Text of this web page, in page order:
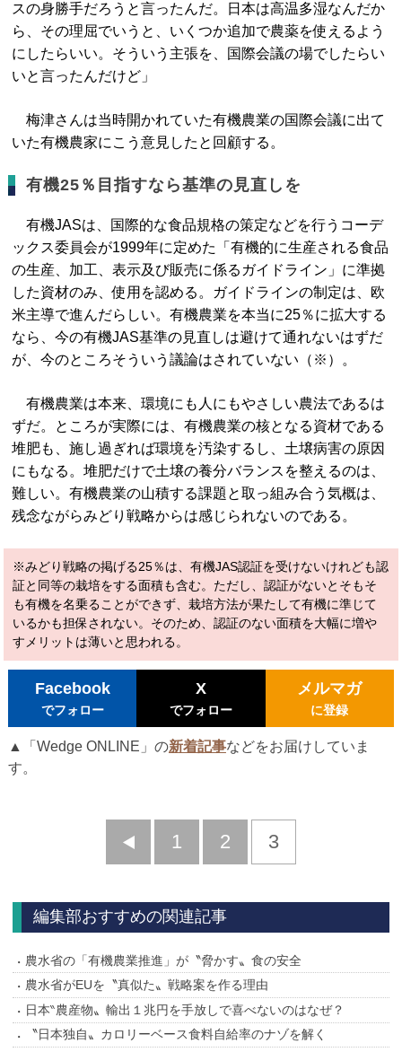
スの身勝手だろうと言ったんだ。日本は高温多湿なんだか
ら、その理屈でいうと、いくつか追加で農薬を使えるよう
にしたらいい。そういう主張を、国際会議の場でしたらい
いと言ったんだけど」
梅津さんは当時開かれていた有機農業の国際会議に出て
いた有機農家にこう意見したと回顧する。
有機25％目指すなら基準の見直しを
有機JASは、国際的な食品規格の策定などを行うコーデ
ックス委員会が1999年に定めた「有機的に生産される食品
の生産、加工、表示及び販売に係るガイドライン」に準拠
した資材のみ、使用を認める。ガイドラインの制定は、欧
米主導で進んだらしい。有機農業を本当に25％に拡大する
なら、今の有機JAS基準の見直しは避けて通れないはずだ
が、今のところそういう議論はされていない（※）。
有機農業は本来、環境にも人にもやさしい農法であるは
ずだ。ところが実際には、有機農業の核となる資材である
堆肥も、施し過ぎれば環境を汚染するし、土壌病害の原因
にもなる。堆肥だけで土壌の養分バランスを整えるのは、
難しい。有機農業の山積する課題と取っ組み合う気概は、
残念ながらみどり戦略からは感じられないのである。
※みどり戦略の掲げる25％は、有機JAS認証を受けないけれども認
証と同等の栽培をする面積も含む。ただし、認証がないとそもそ
も有機を名乗ることができず、栽培方法が果たして有機に準じて
いるかも担保されない。そのため、認証のない面積を大幅に増や
すメリットは薄いと思われる。
Facebook
でフォロー
X
でフォロー
メルマガ
に登録
▲「Wedge ONLINE」の新着記事などをお届けしていま
す。
前
1 2 3
編集部おすすめの関連記事
農水省の「有機農業推進」が〝脅かす〟食の安全
農水省がEUを〝真似た〟戦略案を作る理由
日本‶農産物〟輸出１兆円を手放しで喜べないのはなぜ？
〝日本独自〟カロリーベース食料自給率のナゾを解く